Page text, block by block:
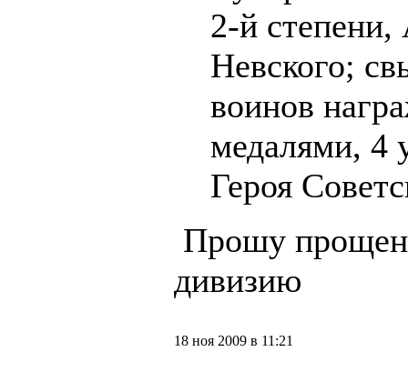
2-й степени,
Невского;
воинов
медалями, 4
Героя
Прошу
дивизию
18 ноя 2009 в 11:21